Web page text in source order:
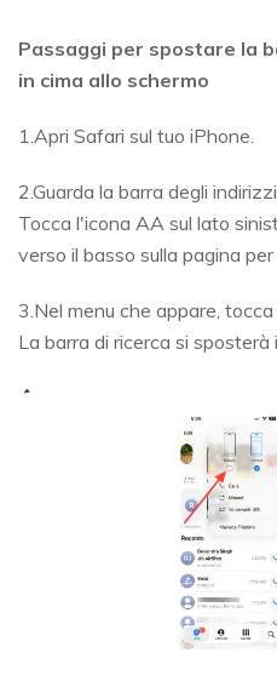
Passaggi per spostare la
in cima allo schermo
1.Apri Safari sul tuo iPhone.
2.Guarda la barra degli
Tocca l'icona AA sul lato
verso il basso sulla pagina
3.Nel menu che appare,
La barra di ricerca si